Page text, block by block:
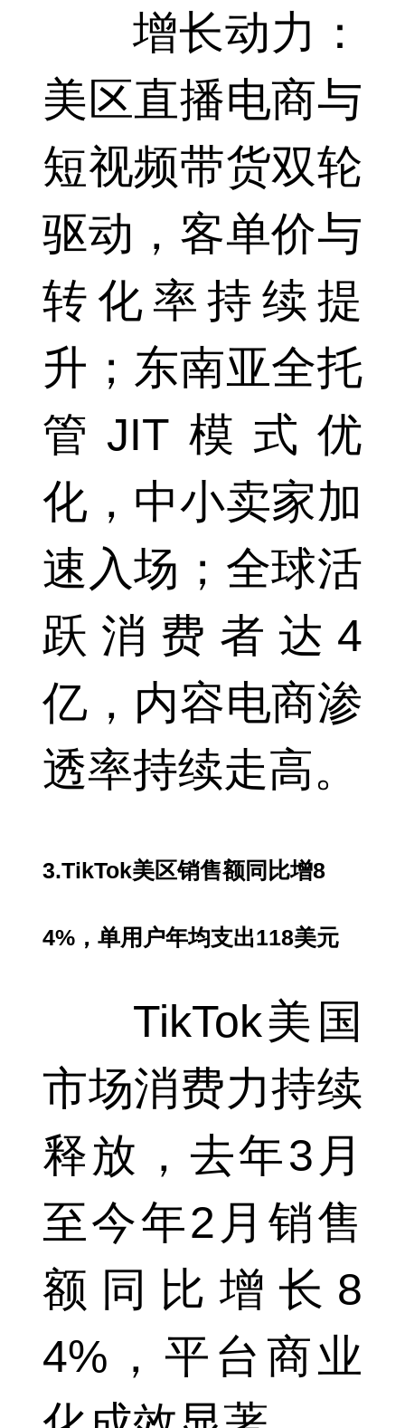
增长动力：
美区直播电商与
短视频带货双轮
驱动，客单价与
转化率持续提
升；东南亚全托
管JIT模式优
化，中小卖家加
速入场；全球活
跃消费者达4
亿，内容电商渗
透率持续走高。
3.TikTok美区销售额同比增8
4%，单用户年均支出118美元
TikTok美国
市场消费力持续
释放，去年3月
至今年2月销售
额同比增长8
4%，平台商业